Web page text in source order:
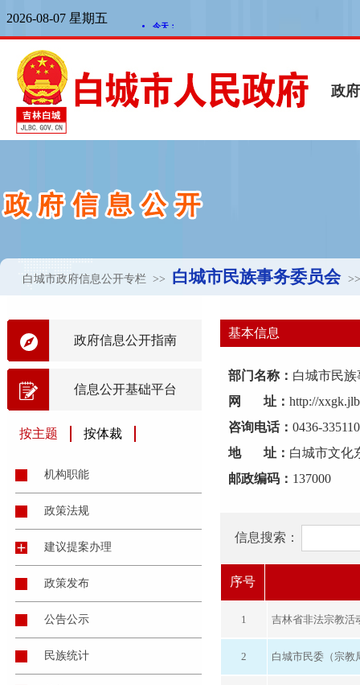
白城市政府信息公开专栏 >> 白城市民族事务委员会
基本信息
部门名称： 白城市民
网 址： http://
咨询电话： 0436-
地 址： 白城市文化
邮政编码： 137000
信息搜索：
序号
1 吉林省非法宗教活
2 白城市民委（宗教
政府信息公开指南
信息公开基础平台
按主题 按体裁
机构职能
政策法规
建议提案办理
政策发布
公告公示
民族统计